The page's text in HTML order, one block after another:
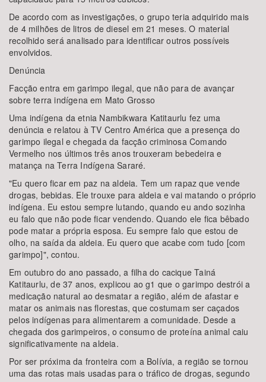
De acordo com as investigações, o grupo teria adquirido mais
de 4 milhões de litros de diesel em 21 meses. O material
recolhido será analisado para identificar outros possíveis
envolvidos.
Denúncia
Facção entra em garimpo ilegal, que não para de avançar
sobre terra indígena em Mato Grosso
Uma indígena da etnia Nambikwara Katitaurlu fez uma
denúncia e relatou à TV Centro América que a presença do
garimpo ilegal e chegada da facção criminosa Comando
Vermelho nos últimos três anos trouxeram bebedeira e
matança na Terra Indígena Sararé.
"Eu quero ficar em paz na aldeia. Tem um rapaz que vende
drogas, bebidas. Ele trouxe para aldeia e vai matando o próprio
indígena. Eu estou sempre lutando, quando eu ando sozinha
eu falo que não pode ficar vendendo. Quando ele fica bêbado
pode matar a própria esposa. Eu sempre falo que estou de
olho, na saída da aldeia. Eu quero que acabe com tudo [com
garimpo]", contou.
Em outubro do ano passado, a filha do cacique Tainá
Katitaurlu, de 37 anos, explicou ao g1 que o garimpo destrói a
medicação natural ao desmatar a região, além de afastar e
matar os animais nas florestas, que costumam ser caçados
pelos indígenas para alimentarem a comunidade. Desde a
chegada dos garimpeiros, o consumo de proteína animal caiu
significativamente na aldeia.
Por ser próxima da fronteira com a Bolívia, a região se tornou
uma das rotas mais usadas para o tráfico de drogas, segundo